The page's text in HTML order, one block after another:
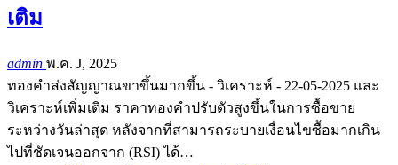
เติม
admin พ.ค. J, 2025
ทองคำส่งสัญญาณขาขึ้นมากขึ้น - วิเคราะห์ - 22-05-2025 และ
วิเคราะห์เพิ่มเติม ราคาทองคำปรับตัวสูงขึ้นในการซื้อขาย
ระหว่างวันล่าสุด หลังจากที่สามารถระบายเงื่อนไขซื้อมากเกิน
ไปที่ชัดเจนออกจาก (RSI) ได้…